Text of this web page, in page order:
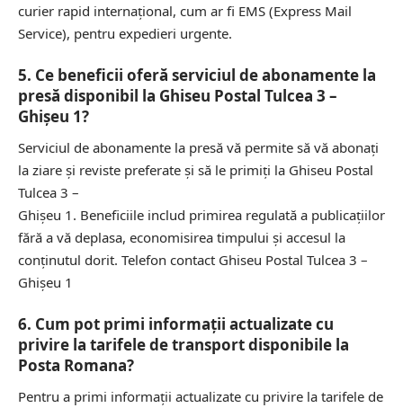
curier rapid internațional, cum ar fi EMS (Express Mail
Service), pentru expedieri urgente.
5. Ce beneficii oferă serviciul de abonamente la
presă disponibil la Ghiseu Postal Tulcea 3 –
Ghişeu 1?
Serviciul de abonamente la presă vă permite să vă abonați
la ziare și reviste preferate și să le primiți la Ghiseu Postal
Tulcea 3 –
Ghişeu 1. Beneficiile includ primirea regulată a publicațiilor
fără a vă deplasa, economisirea timpului și accesul la
conținutul dorit. Telefon contact Ghiseu Postal Tulcea 3 –
Ghişeu 1
6. Cum pot primi informații actualizate cu
privire la tarifele de transport disponibile la
Posta Romana?
Pentru a primi informații actualizate cu privire la tarifele de